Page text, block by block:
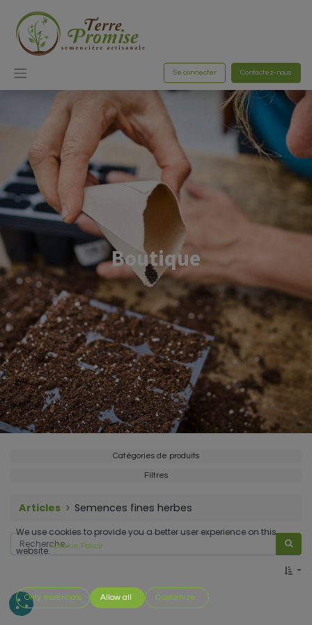
Se connecter Contactez-nous
Boutique
Catégories de produits
Filtres
Articles Semences fines herbes
We use cookies to provide you a better user experience on this
website. Cookie Policy
Only essentials Allow all Customize